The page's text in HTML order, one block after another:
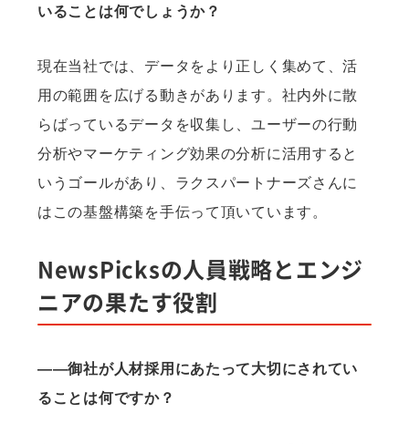
いることは何でしょうか？
現在当社では、データをより正しく集めて、活
用の範囲を広げる動きがあります。社内外に散
らばっているデータを収集し、ユーザーの行動
分析やマーケティング効果の分析に活用すると
いうゴールがあり、ラクスパートナーズさんに
はこの基盤構築を手伝って頂いています。
NewsPicksの人員戦略とエンジ
ニアの果たす役割
——御社が人材採用にあたって大切にされてい
ることは何ですか？